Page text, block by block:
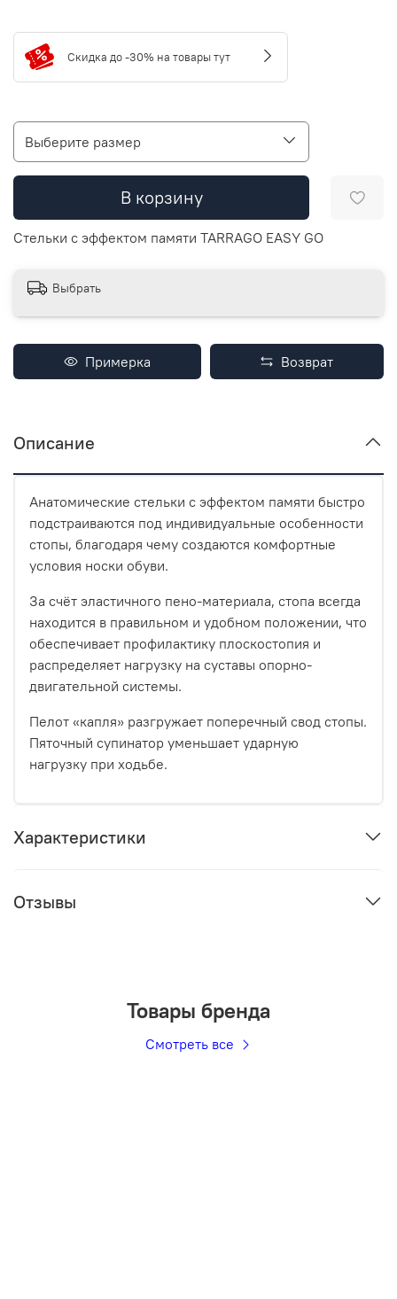
Скидка до -30% на товары тут
Выберите размер
В корзину
Стельки с эффектом памяти TARRAGO EASY GO
Выбрать
Примерка Возврат
Описание
Анатомические стельки с эффектом памяти быстро
подстраиваются под индивидуальные особенности
стопы, благодаря чему создаются комфортные
условия носки обуви.
За счёт эластичного пено-материала, стопа всегда
находится в правильном и удобном положении, что
обеспечивает профилактику плоскостопия и
распределяет нагрузку на суставы опорно-
двигательной системы.
Пелот «капля» разгружает поперечный свод стопы.
Пяточный супинатор уменьшает ударную
нагрузку при ходьбе.
Характеристики
Отзывы
Товары бренда
Смотреть все